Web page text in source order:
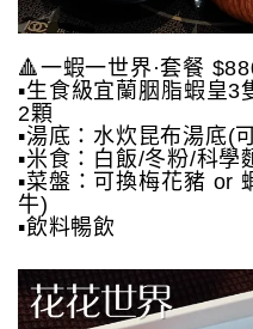
🔺一蝦一世界·套餐
▪️生食級宜蘭胭脂蝦皇3
2顆
▪️湯底：水炊昆布湯底(
▪️米食：白飯/冬粉/科學
▪️菜盤：可換梅花豬 or
牛)
▪️飲料暢飲